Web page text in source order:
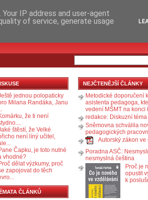
jednou polopaticky
Milana Randáka, Janu
že ti není
štěstí, že Velké
není líný učitel,
Čapku, je toto nutné
vhodné?
dělat výzkumy, proč
zapojovat do těch
ČLÁNKŮ
NEJČTENĚJŠÍ ČLÁNKY
Metodické doporučení
asistenta pedagoga,
vedení MŠMT na konci
redakce: Diskuzní téma
Sněmovna schválila
pedagogických
Autorský zákon ve
Poradna ASČ:
nesmyslná čeština
Proč je
opustit
k
IP address and user-agent
of service, generate usage